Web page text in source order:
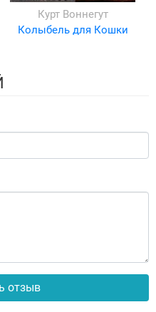
Курт Воннегут
Колыбель для Кошки
отзыв